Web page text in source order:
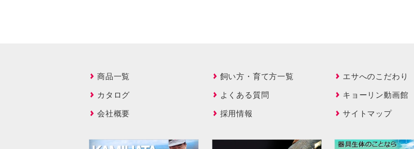
商品一覧 飼い方・育て方一覧 エサへのこだわり
カタログ
よくある質問 キョーリン動画館
会社概要
採用情報 サイトマップ